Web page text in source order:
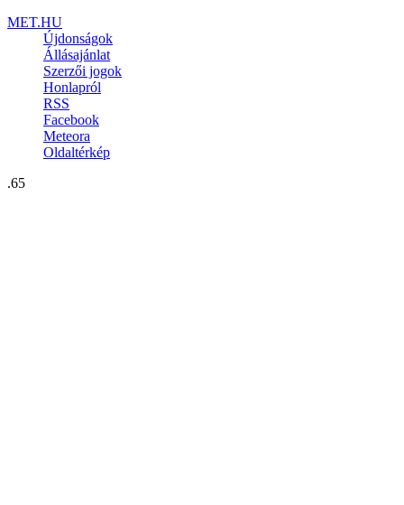
MET.HU
Újdonságok
Állásajánlat
Szerzői jogok
Honlapról
RSS
Facebook
Meteora
Oldaltérkép
.65